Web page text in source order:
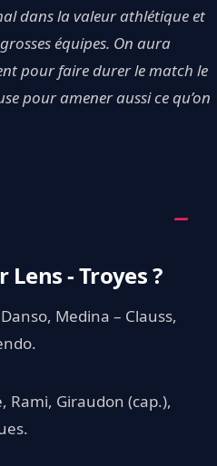
dans la valeur athlétique et
équipes. On aura
pour faire durer le match le
pour amener aussi ce qu’on
- Troyes ?
Medina – Clauss,
Rami, Giraudon (cap.),